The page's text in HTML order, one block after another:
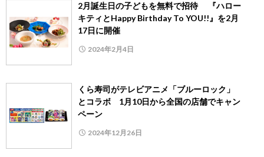
2月誕生日の子どもを無料で招待 『ハロー
キティとHappy Birthday To YOU!!』を2月
17日に開催
2024年2月4日
くら寿司がテレビアニメ「ブルーロック」
とコラボ 1月10日から全国の店舗でキャン
ペーン
2024年12月26日